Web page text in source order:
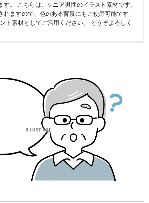
す。 こちらは、シニア男性のイラスト素材です。
れますので、色のある背景にもご使用可能です
ト素材としてご活用ください。 どうぞよろしく